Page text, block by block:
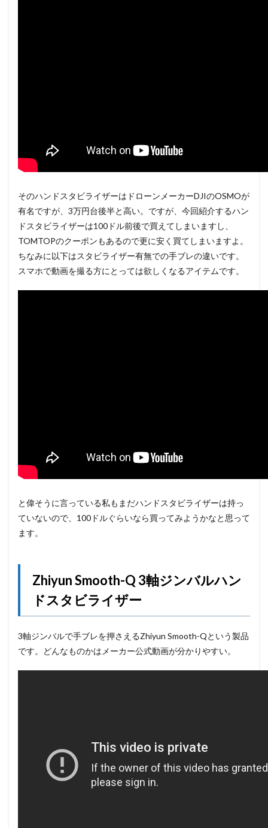
そのハンドスタビライザーはドローンメーカーDJIのOSMOが
有名ですが、3万円台後半と高い。ですが、今回紹介するハン
ドスタビライザーは100ドル前後で買えてしまいますし、
TOMTOPのクーポンもあるので更に安く買てしまいますよ。
ちなみに以下はスタビライザー有無での手ブレの違いです。
スマホで動画を撮る方にとっては欲しくなるアイテムです。
と偉そうに言っている私もまだハンドスタビライザーは持っ
ていないので、100ドルぐらいなら買ってみようかなと思って
ます。
Zhiyun Smooth-Q 3軸ジンバルハン
ドスタビライザー
3軸ジンバルで手ブレを押さえるZhiyun Smooth-Qという製品
です。どんなものかはメーカー公式動画が分かりやすい。